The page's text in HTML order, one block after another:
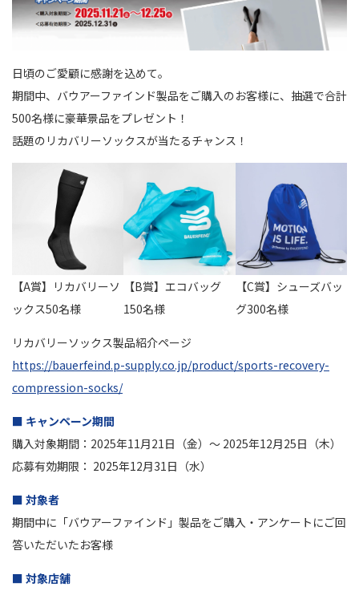
日頃のご愛顧に感謝を込めて。
期間中、バウアーファインド製品をご購入のお客様に、抽選で合計
500名様に豪華景品をプレゼント！
話題のリカバリーソックスが当たるチャンス！
【A賞】リカバリーソ
ックス50名様
【B賞】エコバッグ
150名様
【C賞】シューズバッ
グ300名様
リカバリーソックス製品紹介ページ
https://bauerfeind.p-supply.co.jp/product/sports-recovery-
compression-socks/
■ キャンペーン期間
購入対象期間：2025年11月21日（金）～ 2025年12月25日（木）
応募有効期限： 2025年12月31日（水）
■ 対象者
期間中に「バウアーファインド」製品をご購入・アンケートにご回
答いただいたお客様
■ 対象店舗